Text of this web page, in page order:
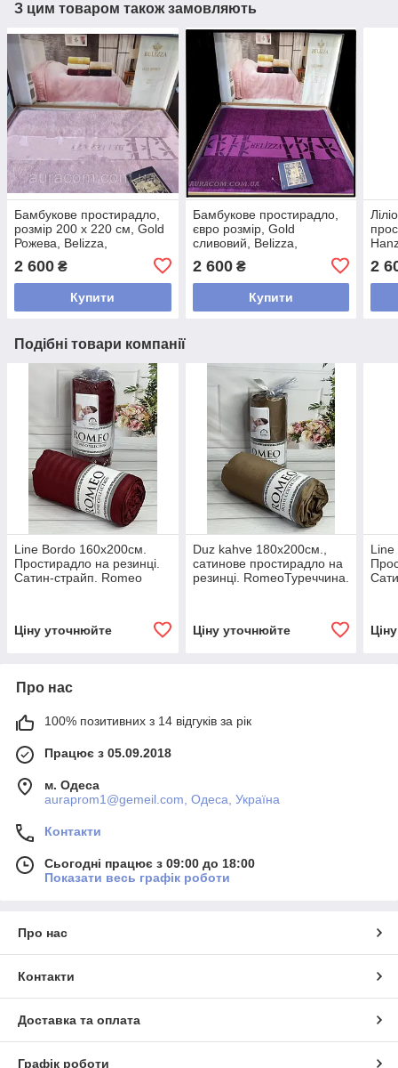
З цим товаром також замовляють
Бамбукове простирадло,
розмір 200 х 220 см, Gold
Рожева, Belizza,
2 600 ₴
Купити
Бамбукове простирадло,
євро розмір, Gold
сливовий, Belizza,
2 600₴
Купити
2
Подібні товари компанії
Line Bordo 160х200см.
Простирадло на резинці.
Сатин-страйп. Romeo
Ціну уточнюйте
Duz kahve 180х200см.,
сатинове простирадло на
резинці. RomeoТуреччина.
Ціну уточнюйте
Line
Про нас
100% позитивних з 14 відгуків за рік
Працює з 05.09.2018
м. Одеса
auraprom1@gemeil.com, Одеса, Україна
Контакти
Сьогодні працює з 09:00 до 18:00
Показати весь графік роботи
Про нас
Контакти
Доставка та оплата
Графік роботи